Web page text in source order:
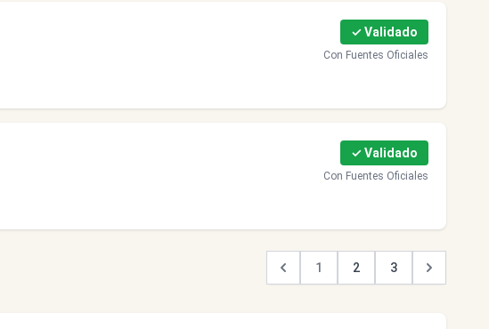
✓ Validado
Con Fuentes Oficiales
✓ Validado
Con Fuentes Oficiales
1 2 3